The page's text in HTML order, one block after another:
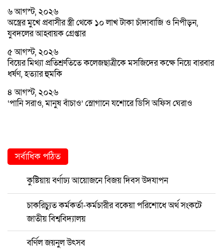
৬ আগস্ট, ২০২৬
অস্ত্রের মুখে প্রবাসীর স্ত্রী থেকে ১০ লাখ টাকা চাঁদাবাজি ও নিপীড়ন,
যুবদলের আহ্বায়ক গ্রেপ্তার
৫ আগস্ট, ২০২৬
বিয়ের মিথ্যা প্রতিশ্রুতিতে কলেজছাত্রীকে মসজিদের কক্ষে নিয়ে বারবার
ধর্ষণ, হত্যার হুমকি
৪ আগস্ট, ২০২৬
‘পানি সরাও, মানুষ বাঁচাও’ স্লোগানে যশোরে ডিসি অফিস ঘেরাও
সর্বাধিক পঠিত
কুষ্টিয়ায় বর্ণাঢ্য আয়োজনে বিজয় দিবস উদযাপন
চাকরিচ্যুত কর্মকর্তা-কর্মচারীর বকেয়া পরিশোধে অর্থ সংকটে
জাতীয় বিশ্ববিদ্যালয়
বর্ণিল জয়নুল উৎসব